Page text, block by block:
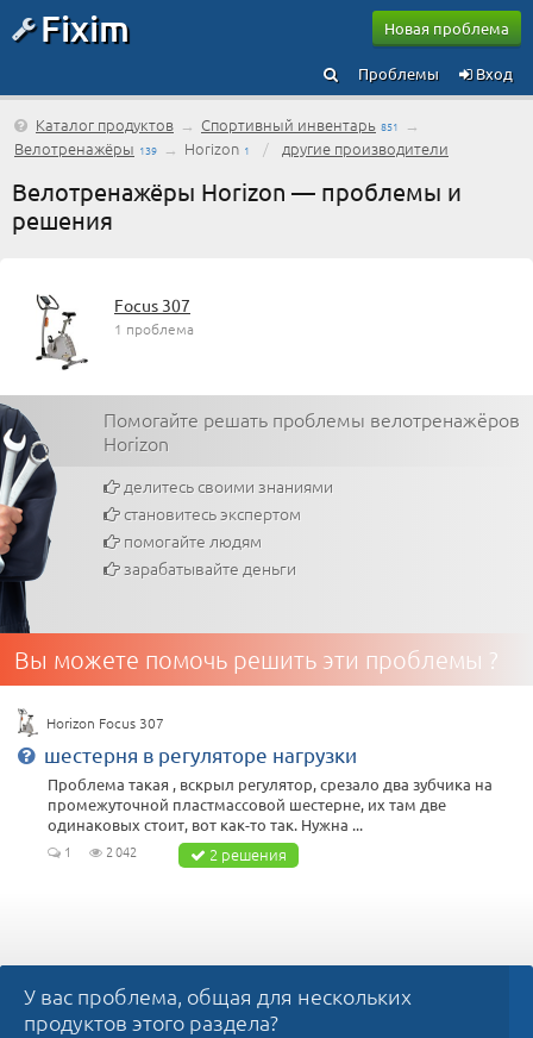
Fixim Новая проблема
Вход
Проблемы
Каталог продуктов → Спортивный инвентарь 851 →
Велотренажёры 139 → Horizon 1 / другие производители
Велотренажёры Horizon — проблемы и
решения
Focus 307
1 проблема
Помогайте решать проблемы велотренажёров
Horizon
делитесь своими знаниями
становитесь экспертом
помогайте людям
зарабатывайте деньги
Вы можете помочь решить эти проблемы ?
Horizon Focus 307
шестерня в регуляторе нагрузки
Проблема такая , вскрыл регулятор, срезало два зубчика на
промежуточной пластмассовой шестерне, их там две
одинаковых стоит, вот как-то так. Нужна ...
1 2 042 2 решения
У вас проблема, общая для нескольких
продуктов этого раздела?